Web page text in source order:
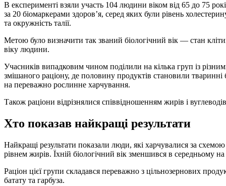
В експерименті взяли участь 104 людини віком від 65 до 75
за 20 біомаркерами здоров’я, серед яких були рівень
та окружність талії.
Метою було визначити так званий біологічний вік — стан
віку людини.
Учасників випадковим чином поділили на кілька груп із
змішаного раціону, де половину продуктів становили
на переважно рослинне харчування.
Також раціони відрізнялися співвідношенням жирів і
Хто показав найкращі результати
Найкращі результати показали люди, які харчувалися за
рівнем жирів. Їхній біологічний вік зменшився в середньому
Раціон цієї групи складався переважно з цільнозернових
батату та гарбуза.